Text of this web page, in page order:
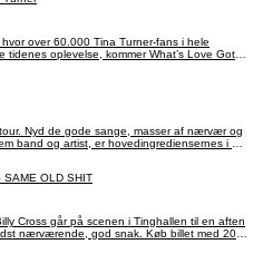
over 60.000 Tina Turner-fans i hele
oplevelse, kommer What’s Love Got
– i 2026! Dette elektriske tribute-
Nyd de gode sange, masser af nærvær og
band og artist, er hovedingrediensernes i en
rabat som medlem af Ældre Sagen.
SAME OLD SHIT
Cross går på scenen i Tinghallen til en aften
nærværende, god snak. Køb billet med 20%